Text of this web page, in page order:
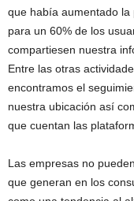
que había aumentado
para un 60% de los
compartiesen nuestra
Entre las otras
encontramos el
nuestra ubicación así
que cuentan las
Las empresas no
que generan en los